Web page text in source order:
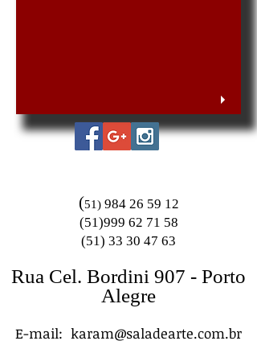
(51) 984 26 59 12
(51)999 62 71 58
(51) 33 30 47 63
Rua Cel. Bordini 907 - Porto
Alegre
E-mail: karam@saladearte.com.br